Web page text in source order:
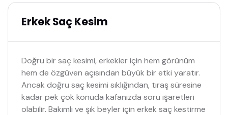
Erkek Saç Kesim
Doğru bir saç kesimi, erkekler için hem görünüm
hem de özgüven açısından büyük bir etki yaratır.
Ancak doğru saç kesimi sıklığından, tıraş süresine
kadar pek çok konuda kafanızda soru işaretleri
olabilir. Bakımlı ve şık beyler için erkek saç kestirme